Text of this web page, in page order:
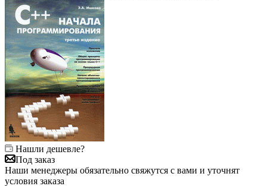
Нашли дешевле?
Под заказ
Наши менеджеры обязательно свяжутся с вами и уточнят
условия заказа